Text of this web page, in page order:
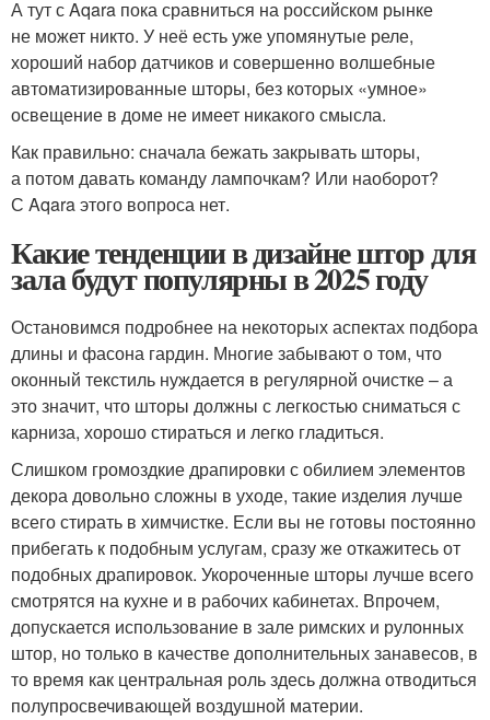
А тут с Aqara пока сравниться на российском рынке
не может никто. У неё есть уже упомянутые реле,
хороший набор датчиков и совершенно волшебные
автоматизированные шторы, без которых «умное»
освещение в доме не имеет никакого смысла.
Как правильно: сначала бежать закрывать шторы,
а потом давать команду лампочкам? Или наоборот?
С Aqara этого вопроса нет.
Какие тенденции в дизайне штор для
зала будут популярны в 2025 году
Остановимся подробнее на некоторых аспектах подбора
длины и фасона гардин. Многие забывают о том, что
оконный текстиль нуждается в регулярной очистке – а
это значит, что шторы должны с легкостью сниматься с
карниза, хорошо стираться и легко гладиться.
Слишком громоздкие драпировки с обилием элементов
декора довольно сложны в уходе, такие изделия лучше
всего стирать в химчистке. Если вы не готовы постоянно
прибегать к подобным услугам, сразу же откажитесь от
подобных драпировок. Укороченные шторы лучше всего
смотрятся на кухне и в рабочих кабинетах. Впрочем,
допускается использование в зале римских и рулонных
штор, но только в качестве дополнительных занавесов, в
то время как центральная роль здесь должна отводиться
полупросвечивающей воздушной материи.